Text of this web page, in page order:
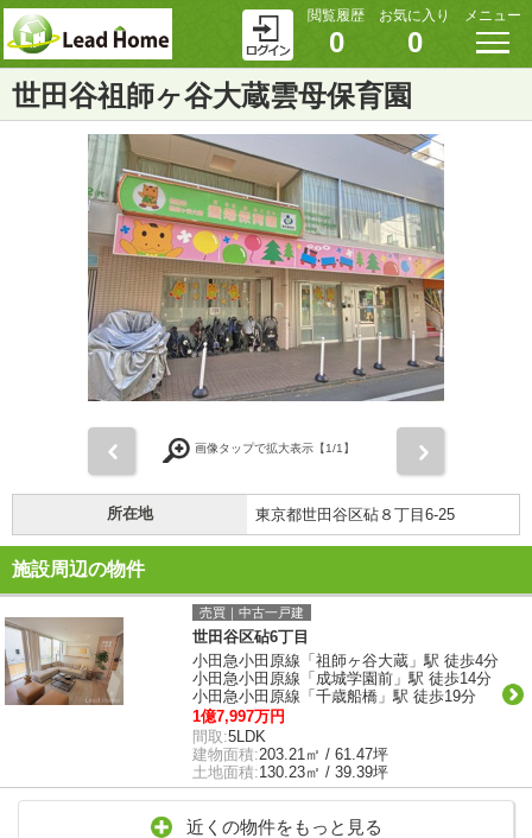
閲覧履歴
0
お気に入り
0
メニュー
世田谷祖師ヶ谷大蔵雲母保育園
画像タップで拡大表示【1/1】
所在地 東京都世田谷区砧８丁目6-25
施設周辺の物件
売買｜中古一戸建
世田谷区砧6丁目
小田急小田原線「祖師ヶ谷大蔵」駅 徒歩4分
小田急小田原線「成城学園前」駅 徒歩14分
小田急小田原線「千歳船橋」駅 徒歩19分
1億7,997万円
間取:5LDK
建物面積:203.21㎡ / 61.47坪
土地面積:130.23㎡ / 39.39坪
近くの物件をもっと見る